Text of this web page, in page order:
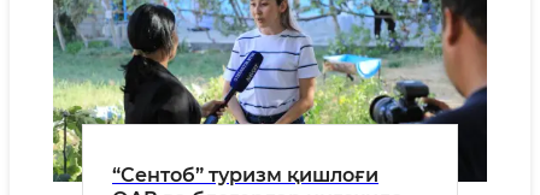
“Сентоб” туризм қишлоғи